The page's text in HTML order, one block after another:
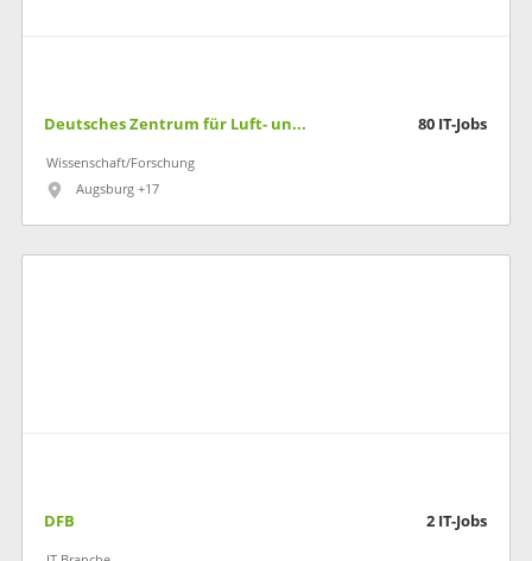
Deutsches Zentrum für Luft- und Raumfahrt 80 IT-Jobs
Wissenschaft/Forschung
Augsburg +17
DFB 2 IT-Jobs